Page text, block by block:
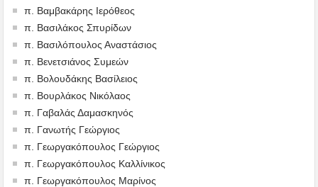
π. Βαμβακάρης Ιερόθεος
π. Βασιλάκος Σπυρίδων
π. Βασιλόπουλος Αναστάσιος
π. Βενετσιάνος Συμεών
π. Βολουδάκης Βασίλειος
π. Βουρλάκος Νικόλαος
π. Γαβαλάς Δαμασκηνός
π. Γανωτής Γεώργιος
π. Γεωργακόπουλος Γεώργιος
π. Γεωργακόπουλος Καλλίνικος
π. Γεωργακόπουλος Μαρίνος